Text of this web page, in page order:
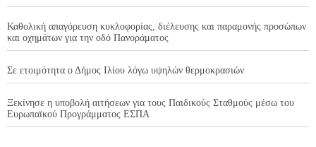
Καθολική απαγόρευση κυκλοφορίας, διέλευσης και παραμονής προσώπων
και οχημάτων για την οδό Πανοράματος
Σε ετοιμότητα ο Δήμος Ιλίου λόγω υψηλών θερμοκρασιών
Ξεκίνησε η υποβολή αιτήσεων για τους Παιδικούς Σταθμούς μέσω του
Ευρωπαϊκού Προγράμματος ΕΣΠΑ